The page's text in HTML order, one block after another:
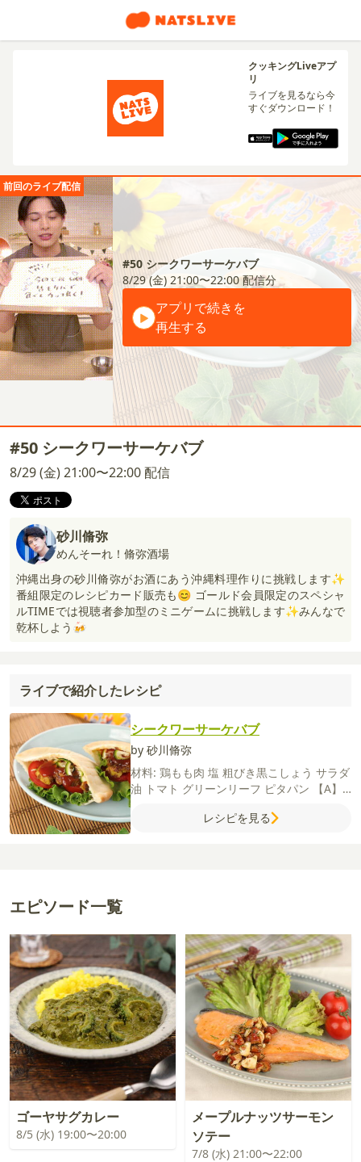
クッキングLiveアプ
リ
ライブを見るなら今
すぐダウンロード！
前回のライブ配信
#50 シークワーサーケバブ
8/29 (金) 21:00〜22:00配信分
アプリで続きを
再生する
#50 シークワーサーケバブ
8/29 (金) 21:00〜22:00 配信
砂川脩弥
めんそーれ！脩弥酒場
沖縄出身の砂川脩弥がお酒にあう沖縄料理作りに挑戦します✨
番組限定のレシピカード販売も😊 ゴールド会員限定のスペシャ
ルTIMEでは視聴者参加型のミニゲームに挑戦します✨みんなで
乾杯しよう🍻
ライブで紹介したレシピ
シークワーサーケバブ
by 砂川脩弥
材料: 鶏もも肉 塩 粗びき黒こしょう サラダ
油 トマト グリーンリーフ ピタパン
【A】
パプリカパウダーシークワーサー
レシピを見る
エピソード一覧
ゴーヤサグカレー
8/5 (水) 19:00〜20:00
メープルナッツサーモン
ソテー
7/8 (水) 21:00〜22:00